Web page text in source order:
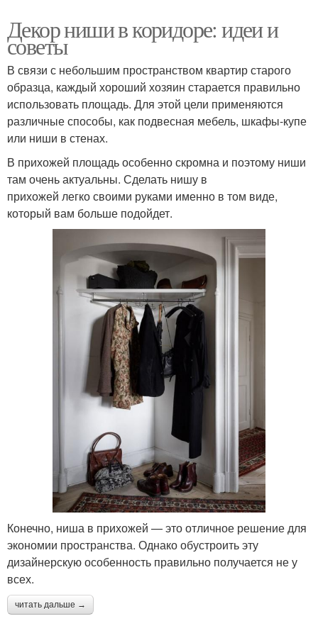
Декор ниши в коридоре: идеи и
советы
В связи с небольшим пространством квартир старого
образца, каждый хороший хозяин старается правильно
использовать площадь. Для этой цели применяются
различные способы, как подвесная мебель, шкафы-купе
или ниши в стенах.
В прихожей площадь особенно скромна и поэтому ниши
там очень актуальны. Сделать нишу в
прихожей легко своими руками именно в том виде,
который вам больше подойдет.
Конечно, ниша в прихожей — это отличное решение для
экономии пространства. Однако обустроить эту
дизайнерскую особенность правильно получается не у
всех.
читать дальше →